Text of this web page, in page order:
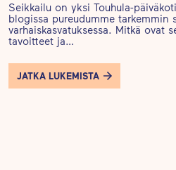
Seikkailu on yksi Touhula-
blogissa pureudumme tarkemmin
varhaiskasvatuksessa. Mitkä ovat
tavoitteet ja…
JATKA LUKEMISTA